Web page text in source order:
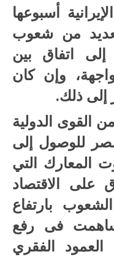
أسبوعها
من شعوب
اتفاق بين
وإن كان
ذلك.
القوى الدولية
للوصول إلى
التي
الاقتصاد
بارتفاع
فى رفع
الفقري